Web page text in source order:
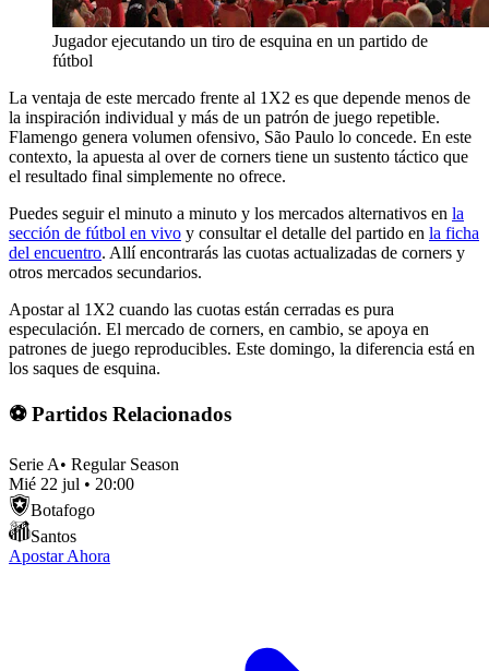
Jugador ejecutando un tiro de esquina en un partido de
fútbol
La ventaja de este mercado frente al 1X2 es que depende menos de
la inspiración individual y más de un patrón de juego repetible.
Flamengo genera volumen ofensivo, São Paulo lo concede. En este
contexto, la apuesta al over de corners tiene un sustento táctico que
el resultado final simplemente no ofrece.
Puedes seguir el minuto a minuto y los mercados alternativos en la
sección de fútbol en vivo y consultar el detalle del partido en la ficha
del encuentro. Allí encontrarás las cuotas actualizadas de corners y
otros mercados secundarios.
Apostar al 1X2 cuando las cuotas están cerradas es pura
especulación. El mercado de corners, en cambio, se apoya en
patrones de juego reproducibles. Este domingo, la diferencia está en
los saques de esquina.
⚽ Partidos Relacionados
Serie A• Regular Season
Mié 22 jul • 20:00
Botafogo
Santos
Apostar Ahora